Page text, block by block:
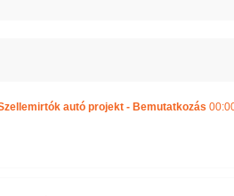
autó projekt - Bemutatkozás